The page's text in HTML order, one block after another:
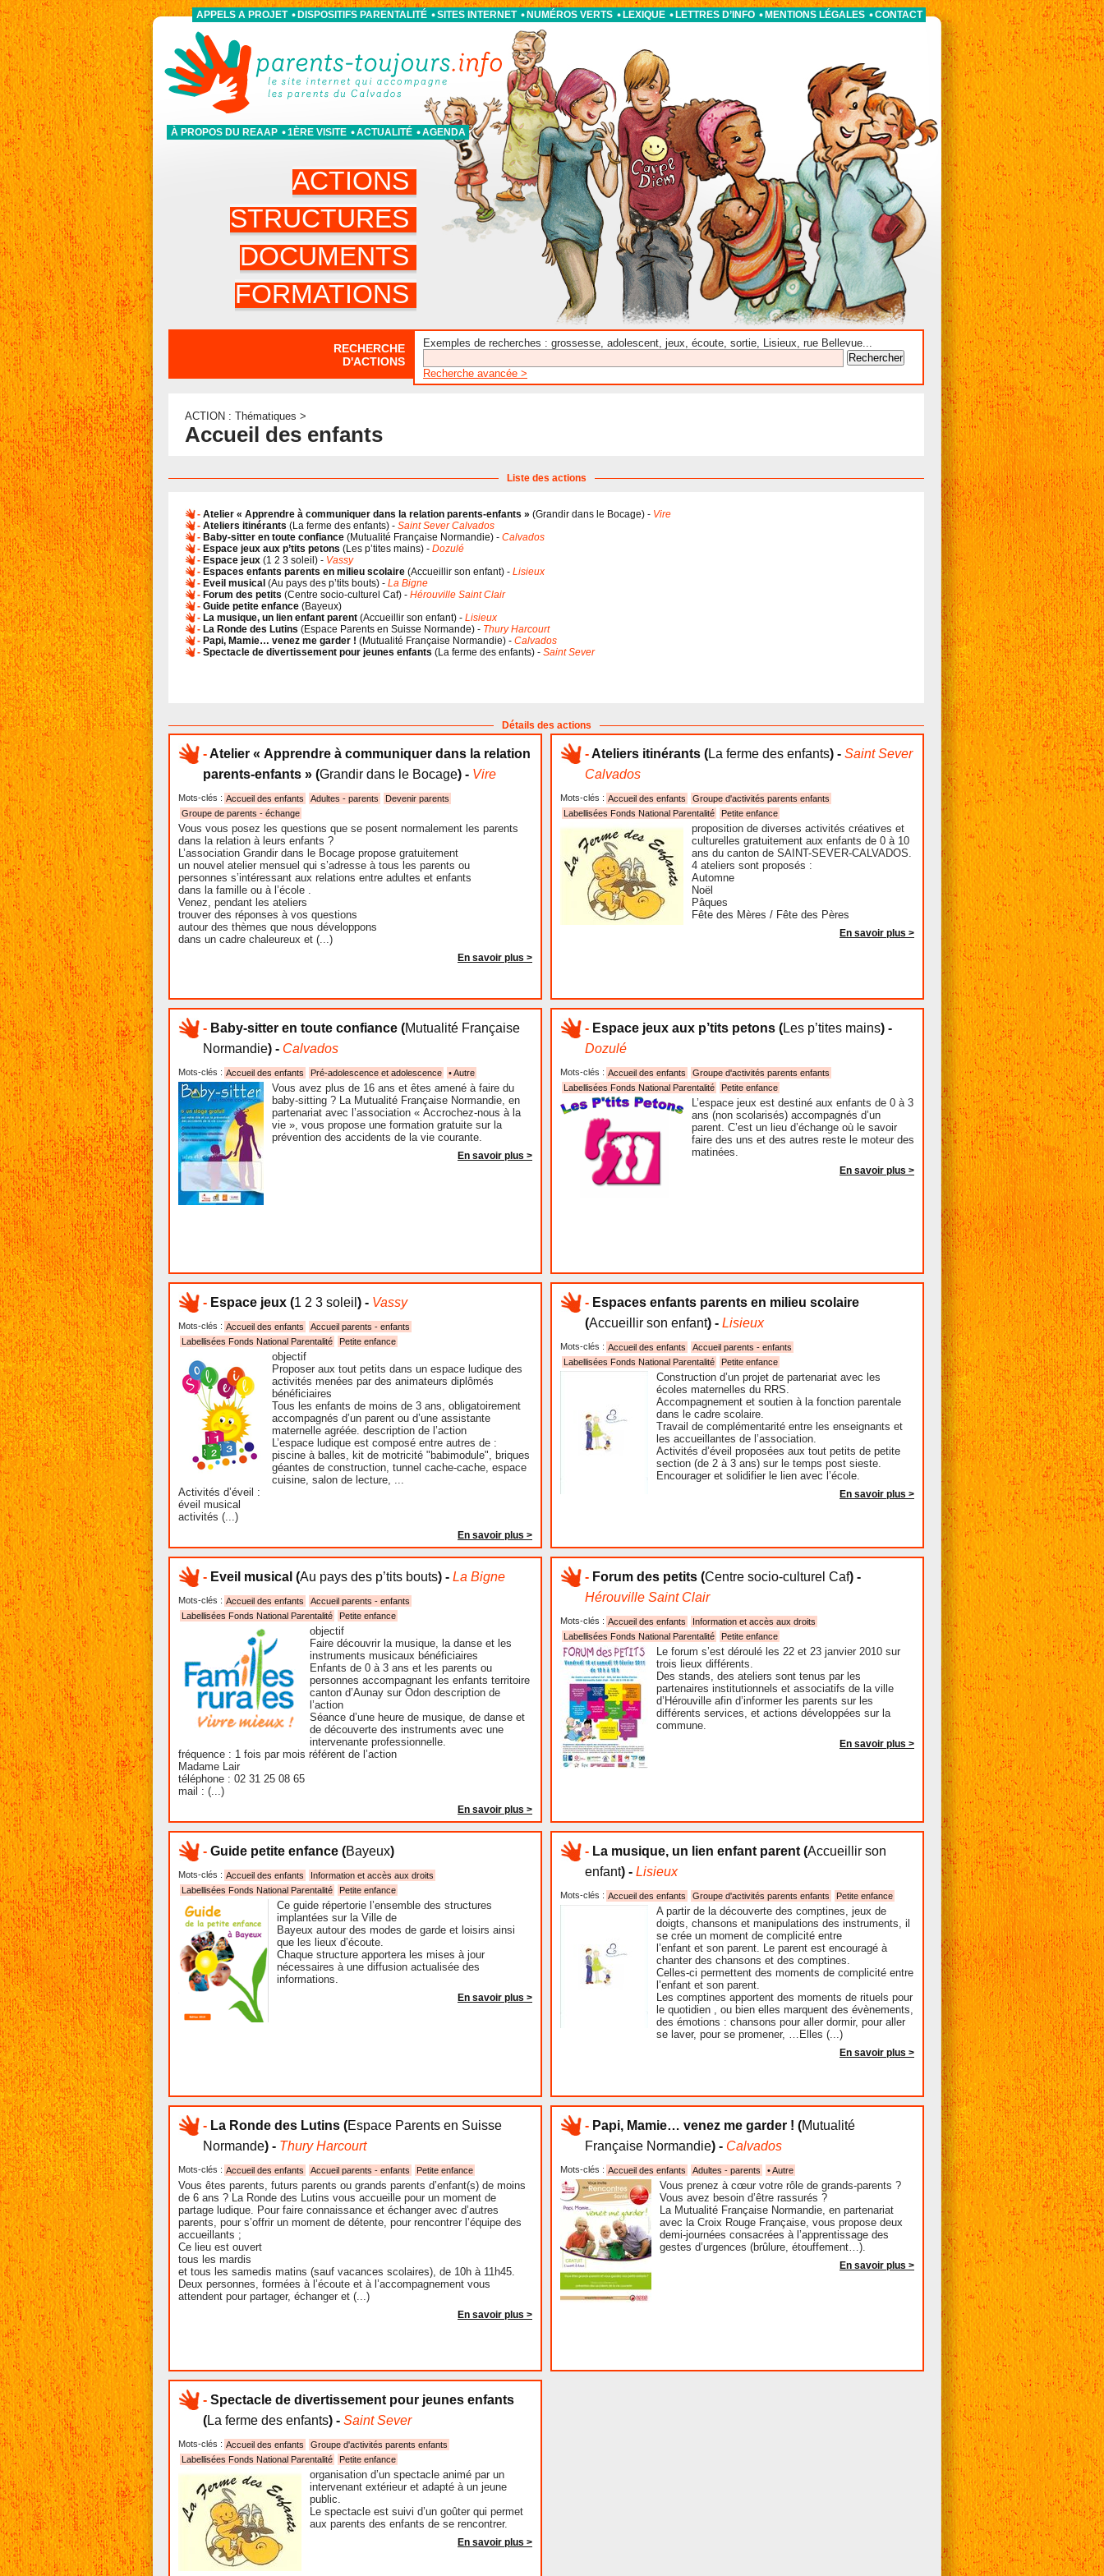
À PROPOS DU REAAP 1ÈRE VISITE ACTUALITÉ AGENDA
APPELS A PROJET DISPOSITIFS PARENTALITÉ SITES INTERNET NUMÉROS VERTS LEXIQUE LETTRES D’INFO MENTIONS LÉGALES CONTACT
ACTIONS
STRUCTURES
DOCUMENTS
FORMATIONS
RECHERCHE
D'ACTIONS
Exemples de recherches : grossesse, adolescent, jeux, écoute, sortie, Lisieux, rue Bellevue...
Recherche avancée >
ACTION : Thématiques >
Accueil des enfants
Liste des actions
- Atelier « Apprendre à communiquer dans la relation parents-enfants » (Grandir dans le Bocage) - Vire
- Ateliers itinérants (La ferme des enfants) - Saint Sever Calvados
- Baby-sitter en toute confiance (Mutualité Française Normandie) - Calvados
- Espace jeux aux p’tits petons (Les p’tites mains) - Dozulé
- Espace jeux (1 2 3 soleil ) - Vassy
- Espaces enfants parents en milieu scolaire (Accueillir son enfant) - Lisieux
- Eveil musical (Au pays des p’tits bouts) - La Bigne
- Forum des petits (Centre socio-culturel Caf) - Hérouville Saint Clair
- Guide petite enfance (Bayeux)
- La musique, un lien enfant parent (Accueillir son enfant) - Lisieux
- La Ronde des Lutins (Espace Parents en Suisse Normande) - Thury Harcourt
- Papi, Mamie… venez me garder ! (Mutualité Française Normandie) - Calvados
- Spectacle de divertissement pour jeunes enfants (La ferme des enfants) - Saint Sever
Détails des actions
-Atelier « Apprendre à communiquer dans la relation
parents-enfants » (Grandir dans le Bocage) - Vire
Mots-clés : Accueil des enfants Adultes - parents
Devenir parents
Groupe de parents - échange
Vous vous posez les questions que se posent normalement les parents
dans la relation à leurs enfants ?
L’association Grandir dans le Bocage propose gratuitement
un nouvel atelier mensuel qui s’adresse à tous les parents ou
personnes s’intéressant aux relations entre adultes et enfants
dans la famille ou à l’école .
Venez, pendant les ateliers
trouver des réponses à vos questions
autour des thèmes que nous développons
dans un cadre chaleureux et (...)
En savoir plus >
-Ateliers itinérants (La ferme des enfants) - Saint Sever
Calvados
Mots-clés : Accueil des enfants
Groupe d'activités parents enfants
Labellisées Fonds National Parentalité
Petite enfance
proposition de diverses activités créatives et
culturelles gratuitement aux enfants de 0 à 10
ans du canton de SAINT-SEVER-CALVADOS.
4 ateliers sont proposés :
Automne
Noël
Pâques
Fête des Mères / Fête des Pères
En savoir plus >
- Baby-sitter en toute confiance (Mutualité Française
Normandie) - Calvados
Mots-clés : Accueil des enfants Pré-adolescence et adolescence • Autre
Vous avez plus de 16 ans et êtes amené à faire du
baby-sitting ? La Mutualité Française Normandie, en
partenariat avec l’association « Accrochez-nous à la
vie », vous propose une formation gratuite sur la
prévention des accidents de la vie courante.
En savoir plus >
- Espace jeux aux p’tits petons (Les p’tites mains) -
Dozulé
Mots-clés : Accueil des enfants
Groupe d'activités parents enfants
Labellisées Fonds National Parentalité
Petite enfance
L’espace jeux est destiné aux enfants de 0 à 3
ans (non scolarisés) accompagnés d’un
parent. C’est un lieu d’échange où le savoir
faire des uns et des autres reste le moteur des
matinées.
En savoir plus >
- Espace jeux (1 2 3 soleil ) - Vassy
Mots-clés : Accueil des enfants
Accueil parents - enfants
Labellisées Fonds National Parentalité
Petite enfance
objectif
Proposer aux tout petits dans un espace ludique des
activités menées par des animateurs diplômés
bénéficiaires
Tous les enfants de moins de 3 ans, obligatoirement
accompagnés d’un parent ou d’une assistante
maternelle agréée. description de l’action
L’espace ludique est composé entre autres de :
piscine à balles, kit de motricité "babimodule", briques
géantes de construction, tunnel cache-cache, espace
cuisine, salon de lecture, ...
Activités d’éveil :
éveil musical
activités (...)
En savoir plus >
- Espaces enfants parents en milieu scolaire
(Accueillir son enfant) - Lisieux
Mots-clés : Accueil des enfants
Accueil parents - enfants
Labellisées Fonds National Parentalité
Petite enfance
Construction d’un projet de partenariat avec les
écoles maternelles du RRS.
Accompagnement et soutien à la fonction parentale
dans le cadre scolaire.
Travail de complémentarité entre les enseignants et
les accueillantes de l’association.
Activités d’éveil proposées aux tout petits de petite
section (de 2 à 3 ans) sur le temps post sieste.
Encourager et solidifier le lien avec l’école.
En savoir plus >
- Eveil musical (Au pays des p’tits bouts) - La Bigne
Mots-clés : Accueil des enfants
Accueil parents - enfants
Labellisées Fonds National Parentalité
Petite enfance
objectif
Faire découvrir la musique, la danse et les
instruments musicaux bénéficiaires
Enfants de 0 à 3 ans et les parents ou
personnes accompagnant les enfants territoire
canton d’Aunay sur Odon description de
l’action
Séance d’une heure de musique, de danse et
de découverte des instruments avec une
intervenante professionnelle.
fréquence : 1 fois par mois référent de l’action
Madame Lair
téléphone : 02 31 25 08 65
mail : (...)
En savoir plus >
- Forum des petits (Centre socio-culturel Caf) -
Hérouville Saint Clair
Mots-clés : Accueil des enfants
Information et accès aux droits
Labellisées Fonds National Parentalité
Petite enfance
Le forum s’est déroulé les 22 et 23 janvier 2010 sur
trois lieux différents.
Des stands, des ateliers sont tenus par les
partenaires institutionnels et associatifs de la ville
d’Hérouville afin d’informer les parents sur les
différents services, et actions développées sur la
commune.
En savoir plus >
- Guide petite enfance (Bayeux)
Mots-clés : Accueil des enfants
Information et accès aux droits
Labellisées Fonds National Parentalité
Petite enfance
Ce guide répertorie l’ensemble des structures
implantées sur la Ville de
Bayeux autour des modes de garde et loisirs ainsi
que les lieux d’écoute.
Chaque structure apportera les mises à jour
nécessaires à une diffusion actualisée des
informations.
En savoir plus >
- La musique, un lien enfant parent (Accueillir son
enfant) - Lisieux
Mots-clés : Accueil des enfants Groupe d'activités parents enfants Petite enfance
A partir de la découverte des comptines, jeux de
doigts, chansons et manipulations des instruments, il
se crée un moment de complicité entre
l’enfant et son parent. Le parent est encouragé à
chanter des chansons et des comptines.
Celles-ci permettent des moments de complicité entre
l’enfant et son parent.
Les comptines apportent des moments de rituels pour
le quotidien , ou bien elles marquent des évènements,
des émotions : chansons pour aller dormir, pour aller
se laver, pour se promener, …Elles (...)
En savoir plus >
- La Ronde des Lutins (Espace Parents en Suisse
Normande) - Thury Harcourt
Mots-clés : Accueil des enfants Accueil parents - enfants Petite enfance
Vous êtes parents, futurs parents ou grands parents d’enfant(s) de moins
de 6 ans ? La Ronde des Lutins vous accueille pour un moment de
partage ludique. Pour faire connaissance et échanger avec d’autres
parents, pour s’offrir un moment de détente, pour rencontrer l’équipe des
accueillants ;
Ce lieu est ouvert
tous les mardis
et tous les samedis matins (sauf vacances scolaires), de 10h à 11h45.
Deux personnes, formées à l’écoute et à l’accompagnement vous
attendent pour partager, échanger et (...)
En savoir plus >
- Papi, Mamie… venez me garder ! (Mutualité
Française Normandie) - Calvados
Mots-clés : Accueil des enfants Adultes - parents • Autre
Vous prenez à cœur votre rôle de grands-parents ?
Vous avez besoin d’être rassurés ?
La Mutualité Française Normandie, en partenariat
avec la Croix Rouge Française, vous propose deux
demi-journées consacrées à l’apprentissage des
gestes d’urgences (brûlure, étouffement…).
En savoir plus >
- Spectacle de divertissement pour jeunes enfants
(La ferme des enfants) - Saint Sever
Mots-clés : Accueil des enfants
Groupe d'activités parents enfants
Labellisées Fonds National Parentalité
Petite enfance
organisation d’un spectacle animé par un
intervenant extérieur et adapté à un jeune
public.
Le spectacle est suivi d’un goûter qui permet
aux parents des enfants de se rencontrer.
En savoir plus >